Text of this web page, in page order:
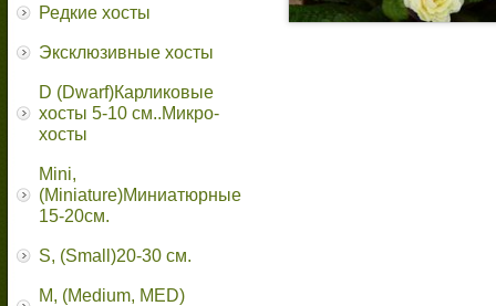
Редкие хосты
Эксклюзивные хосты
D (Dwarf)Карликовые
хосты 5-10 см..Микро-
хосты
Mini,
(Miniature)Миниатюрные
15-20см.
S, (Small)20-30 см.
M, (Medium, MED)